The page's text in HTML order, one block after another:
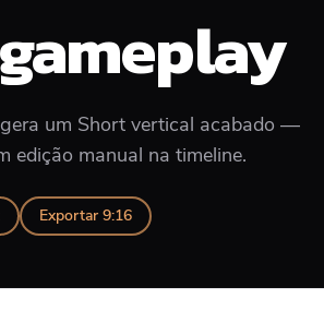
um Short vertical acabado —
edição manual na timeline.
Exportar 9:16